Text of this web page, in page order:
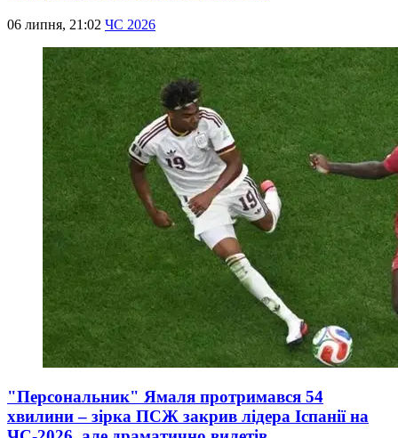
06 липня, 21:02 ЧС 2026
"Персональник" Ямаля протримався 54
хвилини – зірка ПСЖ закрив лідера Іспанії на